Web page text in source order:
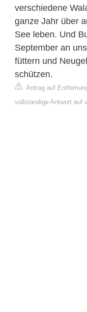
verschiedene
ganze Jahr über
See leben. Und
September an
füttern und
schützen.
Antrag auf
vollständige Antwort auf